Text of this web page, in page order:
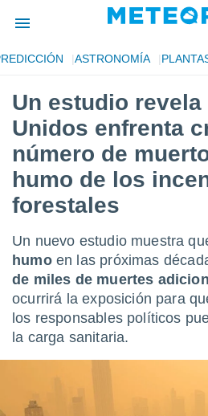
de
por
para
la
que se
calidad.
a este
y
forma
digital
basada
ASTRONOMÍA
Un estudio
Unidos enfrenta
número de
humo de los
forestales
Un nuevo estudio muestra
humoen las próximas
de miles de muertes
ocurrirá la exposición para
los responsables políticos
la carga sanitaria.